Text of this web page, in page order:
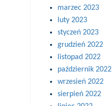
marzec 2023
luty 2023
styczeń 2023
grudzień 2022
listopad 2022
październik 2022
wrzesień 2022
sierpień 2022